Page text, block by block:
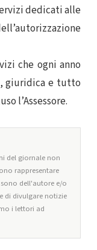
dedicati alle
che ogni anno
giuridica e tutto
l’Assessore.
del giornale non
rappresentare
dell'autore e/o
di divulgare notizie
i lettori ad